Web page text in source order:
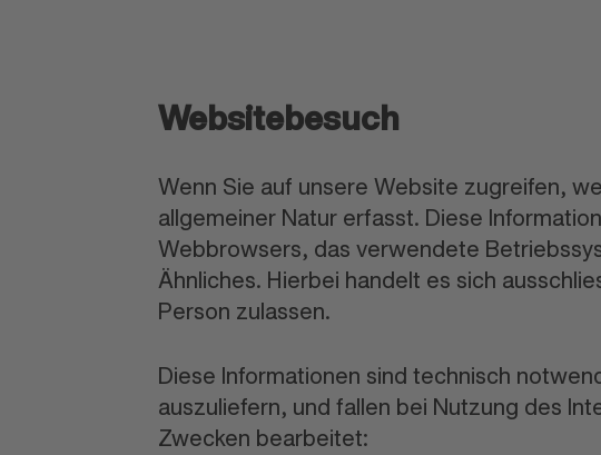
Websitebesuch
Wenn Sie auf unsere Website zugreifen,
allgemeiner Natur erfasst. Diese
Webbrowsers, das verwendete
Ähnliches. Hierbei handelt es sich
Person zulassen.
Diese Informationen sind technisch
auszuliefern, und fallen bei Nutzung des
Zwecken bearbeitet: